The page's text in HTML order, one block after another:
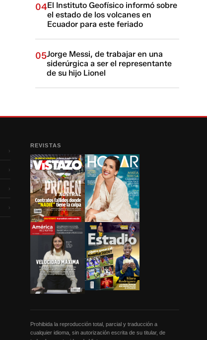
04El Instituto Geofísico informó sobre
el estado de los volcanes en
Ecuador para este feriado
05Jorge Messi, de trabajar en una
siderúrgica a ser el representante
de su hijo Lionel
›
›
›
›
REVISTAS
Prohibida la reproducción total, parcial y traducción a
cualquier idioma, sin autorización escrita de su titular, de